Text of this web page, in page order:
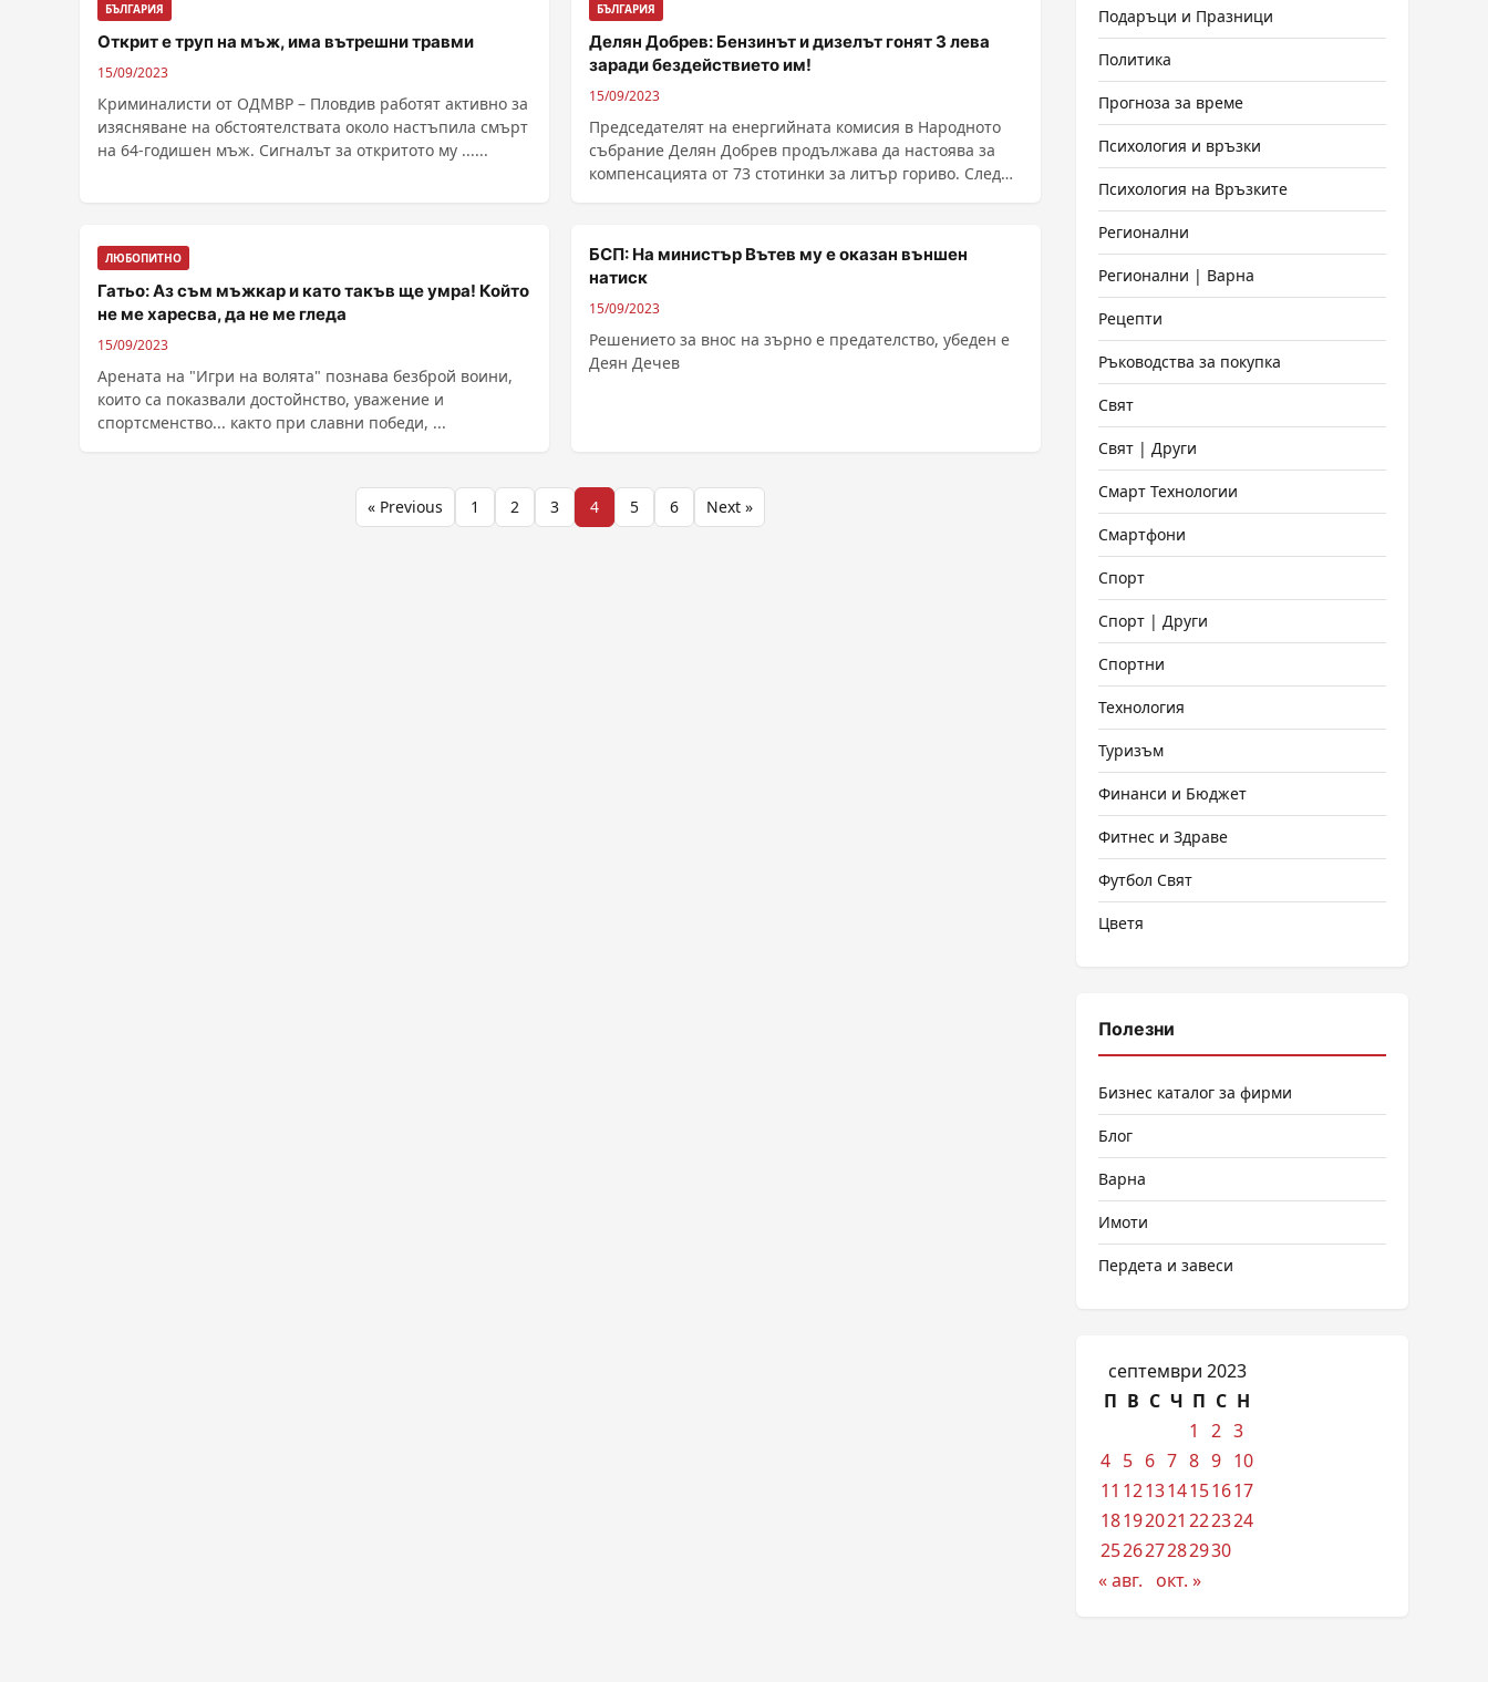
БЪЛГАРИЯ
Открит е труп на мъж, има вътрешни травми
15/09/2023
Криминалисти от ОДМВР – Пловдив работят активно за
изясняване на обстоятелствата около настъпила смърт
на 64-годишен мъж. Сигналът за откритото му ......
БЪЛГАРИЯ
Делян Добрев: Бензинът и дизелът гонят 3 лева
заради бездействието им!
15/09/2023
Председателят на енергийната комисия в Народното
събрание Делян Добрев продължава да настоява за
компенсацията от 73 стотинки за литър гориво. След
ЛЮБОПИТНО
Гатьо: Аз съм мъжкар и като такъв ще умра! Който
не ме харесва, да не ме гледа
15/09/2023
Арената на "Игри на волята" познава безброй воини,
които са показвали достойнство, уважение и
спортсменство... както при славни победи, ...
БСП: На министър Вътев му е оказан външен
натиск
15/09/2023
Решението за внос на зърно е предателство, убеден е
Деян Дечев
« Previous 1 2 3 4 5 6 Next »
Подаръци и Празници
Политика
Прогноза за време
Психология и връзки
Психология на Връзките
Регионални
Регионални | Варна
Рецепти
Ръководства за покупка
Свят
Свят | Други
Смарт Технологии
Смартфони
Спорт
Спорт | Други
Спортни
Технология
Туризъм
Финанси и Бюджет
Фитнес и Здраве
Футбол Свят
Цветя
Полезни
Бизнес каталог за фирми
Блог
Варна
Имоти
Пердета и завеси
септември 2023
П В С Ч П С Н
1
2 3
4 5 6 7 8 9 10
11 121314151617
18192021 222324
252627282930
« авг.
окт. »